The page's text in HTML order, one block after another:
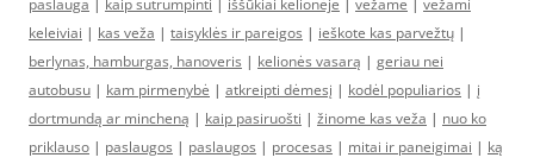
paslauga | kaip sutrumpinti | iššūkiai kelionėje | vežame | vežami
keleiviai | kas veža | taisyklės ir pareigos | ieškote kas parvežtų |
berlynas, hamburgas, hanoveris | kelionės vasarą | geriau nei
autobusu | kam pirmenybė | atkreipti dėmesį | kodėl populiarios | į
dortmundą ar mincheną | kaip pasiruošti | žinome kas veža | nuo ko
priklauso | paslaugos | paslaugos | procesas | mitai ir paneigimai | ką